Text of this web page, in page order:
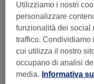
Filtra le recensioni
Valutazione
Recensioni verificate
Utilizziamo i nostri
personalizzare
funzionalità dei social
traffico. Condividiamo
cui utilizza il nostro
occupano di analisi
media.
Informativa